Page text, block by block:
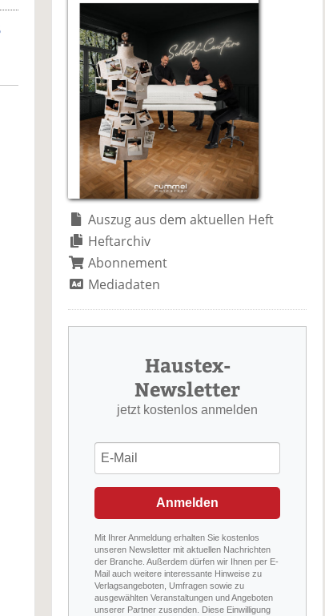
Auszug aus dem aktuellen Heft
Heftarchiv
Abonnement
Mediadaten
Haustex-
Newsletter
jetzt kostenlos anmelden
Anmelden
Mit Ihrer Anmeldung erhalten Sie kostenlos
unseren Newsletter mit aktuellen Nachrichten
der Branche. Außerdem dürfen wir Ihnen per E-
Mail auch weitere interessante Hinweise zu
Verlagsangeboten, Umfragen sowie zu
ausgewählten Veranstaltungen und Angeboten
unserer Partner zusenden. Diese Einwilligung